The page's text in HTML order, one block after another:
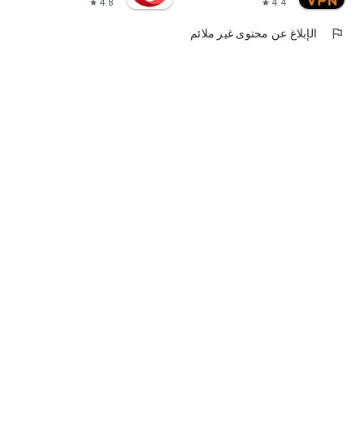
4.4
star
4.8
star
flag الإبلاغ عن محتوى غير ملائم